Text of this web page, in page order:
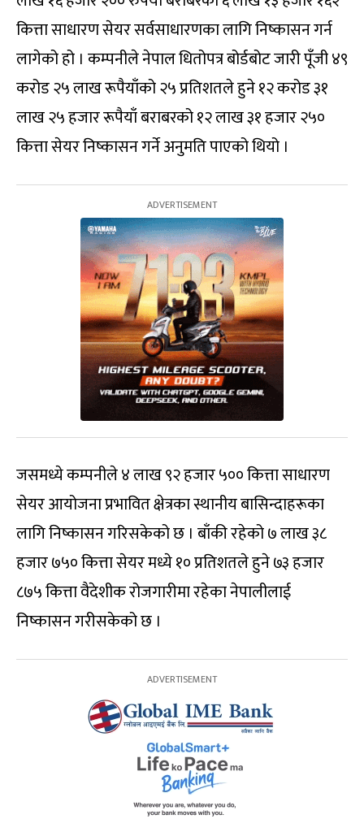
कित्ता साधारण सेयर सर्वसाधारणका लागि निष्कासन गर्न
लागेको हो । कम्पनीले नेपाल धितोपत्र बोर्डबोट जारी पूँजी ४९
करोड २५ लाख रूपैयाँको २५ प्रतिशतले हुने १२ करोड ३१
लाख २५ हजार रूपैयाँ बराबरको १२ लाख ३१ हजार २५०
कित्ता सेयर निष्कासन गर्ने अनुमति पाएको थियो ।
जसमध्ये कम्पनीले ४ लाख ९२ हजार ५०० कित्ता साधारण
सेयर आयोजना प्रभावित क्षेत्रका स्थानीय बासिन्दाहरूका
लागि निष्कासन गरिसकेको छ । बाँकी रहेको ७ लाख ३८
हजार ७५० कित्ता सेयर मध्ये १० प्रतिशतले हुने ७३ हजार
८७५ कित्ता वैदेशीक रोजगारीमा रहेका नेपालीलाई
निष्कासन गरीसकेको छ ।